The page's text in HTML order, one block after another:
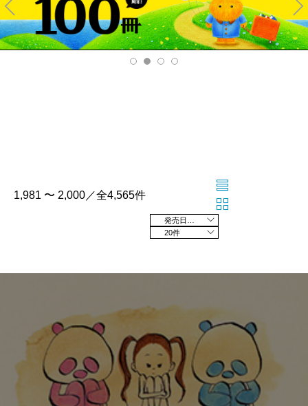
Pre
v
Ne
xt
1,981 〜 2,000／全4,565件
20件